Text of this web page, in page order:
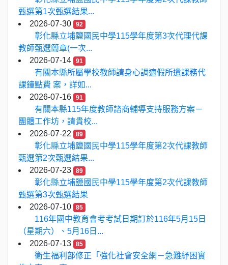
甄選第1次甄選結果...
2026-07-30
92
彰化縣立埔鹽國民中學115學年度第3次代理代課
教師甄選簡章(一次...
2026-07-14
91
有關本縣所屬學校教師請身心調適假所遺課務代
課鐘點費 案，詳如...
2026-07-16
91
有關本縣115年度教師諮商輔導支持服務方案－
團體工作坊，請貴校...
2026-07-22
89
彰化縣立埔鹽國民中學115學年度第2次代課教師
甄選第2次甄選結果...
2026-07-23
89
彰化縣立埔鹽國民中學115學年度第2次代課教師
甄選第3次甄選結果
2026-07-10
85
116年國中教育會考考試日期訂於116年5月15日
（星期六）、5月16日...
2026-07-13
85
衛生福利部修正「強化社會安全網－急難紓困實